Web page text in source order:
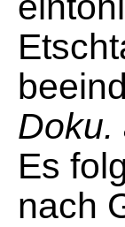
Doku.
Es
nach